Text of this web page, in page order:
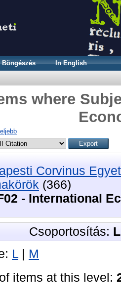
Böngészés In English
where
Corvinus
(366)
- International
Csoportosítás:
L
M
items at this level: